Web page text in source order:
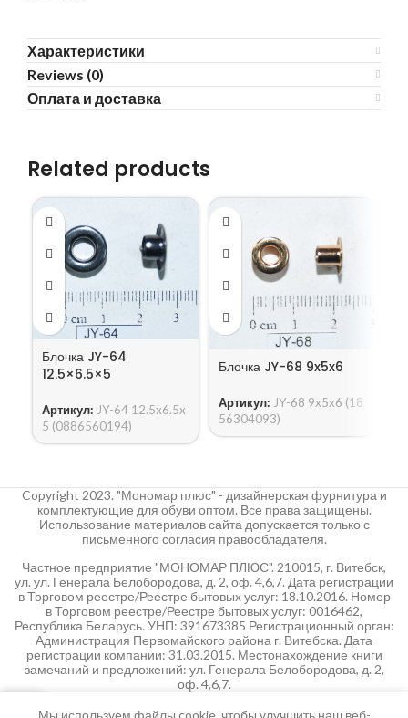
Характеристики
Reviews (0)
Оплата и доставка
Related products
Блочка JY-64
12.5×6.5×5
Артикул: JY-64 12.5x6.5x
5 (0886560194)
Блочка JY-68 9x5x6
Артикул: JY-68 9x5x6 (18
56304093)
Copyright 2023. "Мономар плюс" - дизайнерская фурнитура и
комплектующие для обуви оптом. Все права защищены.
Использование материалов сайта допускается только с
письменного согласия правообладателя.
Частное предприятие "МОНОМАР ПЛЮС". 210015, г. Витебск,
ул. ул. Генерала Белобородова, д. 2, оф. 4,6,7. Дата регистрации
в Торговом реестре/Реестре бытовых услуг: 18.10.2016. Номер
в Торговом реестре/Реестре бытовых услуг: 0016462,
Республика Беларусь. УНП: 391673385 Регистрационный орган:
Администрация Первомайского района г. Витебска. Дата
регистрации компании: 31.03.2015. Местонахождение книги
замечаний и предложений: ул. Генерала Белобородова, д. 2,
оф. 4,6,7.